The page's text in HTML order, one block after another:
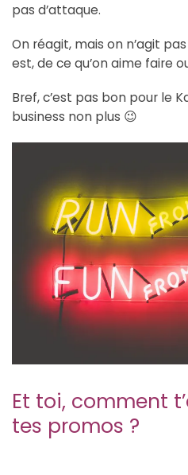
pas d’attaque.
On réagit, mais on n’agit
est, de ce qu’on aime faire
Bref, c’est pas bon pour le
business non plus 😉
Et toi, comment
tes promos ?